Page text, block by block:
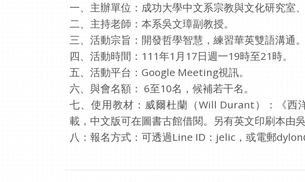
一、主辦單位：成功大學中文系宗教與文化研究室
二、主持老師：本系吳文璋副教授。
三、活動宗旨：開發哲學智慧，練習華英雙語溝通。
四、活動時間：111年1月17日週一19時至21時。
五、活動平台：Google Meeting視訊。
六、與會名額： 6至10名，候補若干名。
七、使用教材：威爾杜蘭（Will Durant）：《西
載，中文版可在圖書古館借閱。另有英文印刷本由
八：報名方式：可透過Line ID：jelic，或電郵